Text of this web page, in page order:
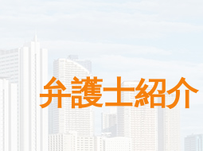
弁護士紹介